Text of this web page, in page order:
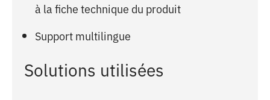
à la fiche technique du produit
Support multilingue
Solutions utilisées